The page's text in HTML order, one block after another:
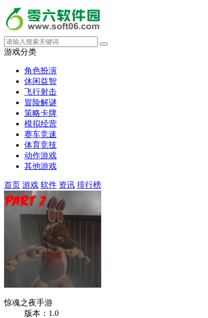
游戏分类
角色扮演
休闲益智
飞行射击
冒险解谜
策略卡牌
模拟经营
赛车竞速
体育竞技
动作游戏
其他游戏
首页 游戏 软件 资讯 排行榜
惊魂之夜手游
版本：1.0